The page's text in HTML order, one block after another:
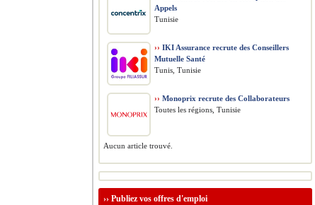
Appels
Tunisie
›› IKI Assurance recrute des Conseillers
Mutuelle Santé
Tunis, Tunisie
›› Monoprix recrute des Collaborateurs
Toutes les régions, Tunisie
Aucun article trouvé.
›› Publiez vos offres d'emploi